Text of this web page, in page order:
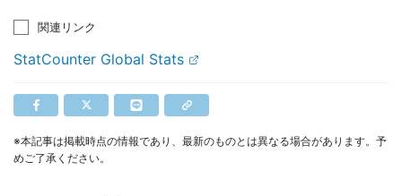
関連リンク
StatCounter Global Stats
※本記事は掲載時点の情報であり、最新のものとは異なる場合があります。予
めご了承ください。